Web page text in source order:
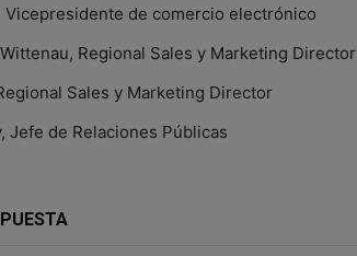
Vicepresidente de comercio electrónico
Regional Sales y Marketing Director
Sales y Marketing Director
Jefe de Relaciones Públicas